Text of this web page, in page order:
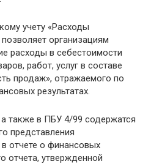
учету «Расходы
организациям
расходы в себестоимости
работ, услуг в составе
продаж», отражаемого по
результатах.
также в ПБУ 4/99 содержатся
представления
отчете о финансовых
отчета, утвержденной